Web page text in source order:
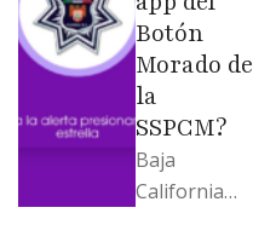
Botón
Morado de
la
SSPCM?
Baja
California